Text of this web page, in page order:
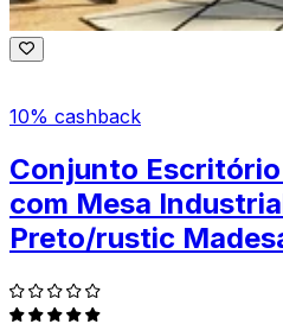
10% cashback
Conjunto
com Mesa
Preto/rustic